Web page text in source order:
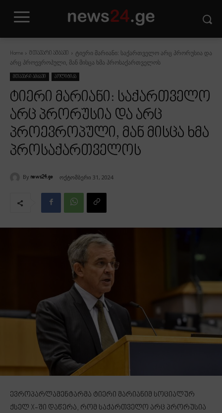
Home მთავარი ამბავი
ტიერი მარიანი: საქართველო არც პრორუსია და
არც პროევროპული, მან მისცა ხმა პროსაქართველოს
მთავარი ამბავი პოლიტიკა
ტიერი მარიანი: საქართველო
არც პრორუსია და არც
პროევროპული, მან მისცა ხმა
პროსაქართველოს
By news24.ge ოქტომბერი 31, 2024
ევროპარლამენტარმა ტიერი მარიანიმ სოციალურ
ქსელ X-ში დაწერა, რომ საქართველო არც პრორუსია